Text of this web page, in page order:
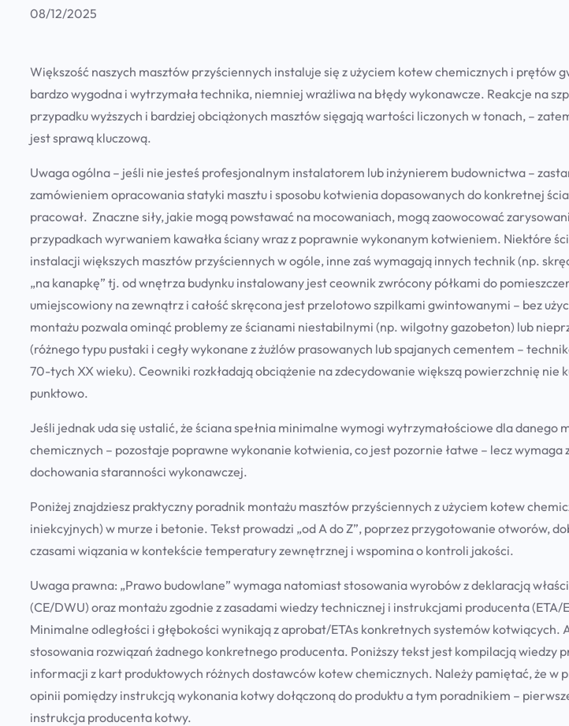
08/12/2025
Większość naszych masztów przyściennych instaluje się z użyciem kotew chemicznych i prętów
bardzo wygodna i wytrzymała technika, niemniej wrażliwa na błędy wykonawcze. Reakcje na
przypadku wyższych i bardziej obciążonych masztów sięgają wartości liczonych w tonach, –
jest sprawą kluczową.
Uwaga ogólna – jeśli nie jesteś profesjonalnym instalatorem lub inżynierem budownictwa –
zamówieniem opracowania statyki masztu i sposobu kotwienia dopasowanych do konkretnej
pracował. Znaczne siły, jakie mogą powstawać na mocowaniach, mogą zaowocować
przypadkach wyrwaniem kawałka ściany wraz z poprawnie wykonanym kotwieniem. Niektóre
instalacji większych masztów przyściennych w ogóle, inne zaś wymagają innych technik (np.
„na kanapkę” tj. od wnętrza budynku instalowany jest ceownik zwrócony półkami do
umiejscowiony na zewnątrz i całość skręcona jest przelotowo szpilkami gwintowanymi – bez
montażu pozwala ominąć problemy ze ścianami niestabilnymi (np. wilgotny gazobeton) lub
(różnego typu pustaki i cegły wykonane z żużlów prasowanych lub spajanych cementem –
70-tych XX wieku). Ceowniki rozkładają obciążenie na zdecydowanie większą powierzchnię nie
punktowo.
Jeśli jednak uda się ustalić, że ściana spełnia minimalne wymogi wytrzymałościowe dla danego
chemicznych – pozostaje poprawne wykonanie kotwienia, co jest pozornie łatwe – lecz wymaga
dochowania staranności wykonawczej.
Poniżej znajdziesz praktyczny poradnik montażu masztów przyściennych z użyciem kotew
iniekcyjnych) w murze i betonie. Tekst prowadzi „od A do Z”, poprzez przygotowanie otworów,
czasami wiązania w kontekście temperatury zewnętrznej i wspomina o kontroli jakości.
Uwaga prawna: „Prawo budowlane” wymaga natomiast stosowania wyrobów z deklaracją
(CE/DWU) oraz montażu zgodnie z zasadami wiedzy technicznej i instrukcjami producenta (ETA/
Minimalne odległości i głębokości wynikają z aprobat/ETAs konkretnych systemów kotwiących.
stosowania rozwiązań żadnego konkretnego producenta. Poniższy tekst jest kompilacją wiedzy
informacji z kart produktowych różnych dostawców kotew chemicznych. Należy pamiętać, że w
opinii pomiędzy instrukcją wykonania kotwy dołączoną do produktu a tym poradnikiem –
instrukcja producenta kotwy.